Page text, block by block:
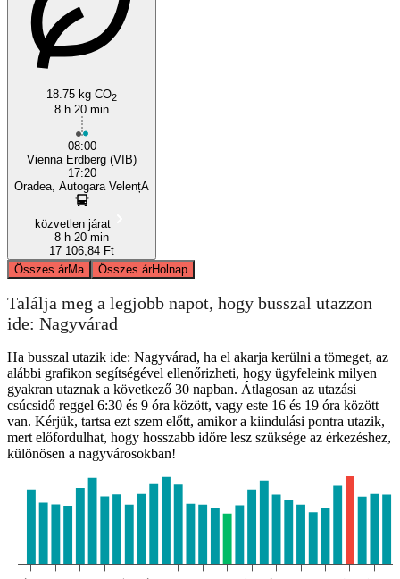
18.75 kg CO2
8 h 20 min
08:00
Vienna Erdberg (VIB)
17:20
Oradea, Autogara VelențA
közvetlen járat
8 h 20 min
17 106,84 Ft
Összes árMa Összes árHolnap
Találja meg a legjobb napot, hogy busszal utazzon
ide: Nagyvárad
Ha busszal utazik ide: Nagyvárad, ha el akarja kerülni a tömeget, az
alábbi grafikon segítségével ellenőrizheti, hogy ügyfeleink milyen
gyakran utaznak a következő 30 napban. Átlagosan az utazási
csúcsidő reggel 6:30 és 9 óra között, vagy este 16 és 19 óra között
van. Kérjük, tartsa ezt szem előtt, amikor a kiindulási pontra utazik,
mert előfordulhat, hogy hosszabb időre lesz szüksége az érkezéshez,
különösen a nagyvárosokban!